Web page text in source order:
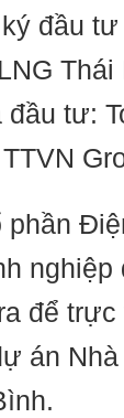
đầu
đầu tư:
phần
để trực
án